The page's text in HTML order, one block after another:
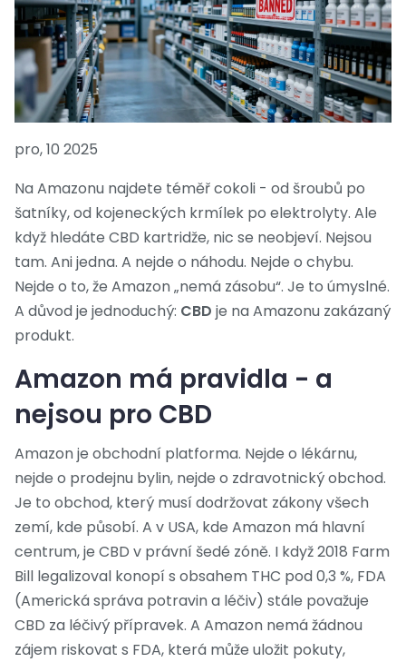
pro, 10 2025
Na Amazonu najdete téměř cokoli - od šroubů po
šatníky, od kojeneckých krmílek po elektrolyty. Ale
když hledáte CBD kartridže, nic se neobjeví. Nejsou
tam. Ani jedna. A nejde o náhodu. Nejde o chybu.
Nejde o to, že Amazon „nemá zásobu“. Je to úmyslné.
A důvod je jednoduchý: CBD je na Amazonu zakázaný
produkt.
Amazon má pravidla - a
nejsou pro CBD
Amazon je obchodní platforma. Nejde o lékárnu,
nejde o prodejnu bylin, nejde o zdravotnický obchod.
Je to obchod, který musí dodržovat zákony všech
zemí, kde působí. A v USA, kde Amazon má hlavní
centrum, je CBD v právní šedé zóně. I když 2018 Farm
Bill legalizoval konopí s obsahem THC pod 0,3 %, FDA
(Americká správa potravin a léčiv) stále považuje
CBD za léčivý přípravek. A Amazon nemá žádnou
zájem riskovat s FDA, která může uložit pokuty,